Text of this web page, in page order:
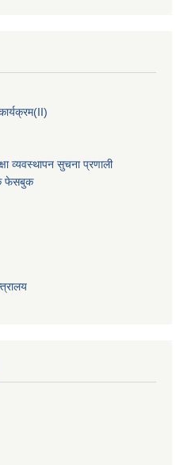
(II)
व्यवस्थापन सुचना प्रणाली
फेसबुक